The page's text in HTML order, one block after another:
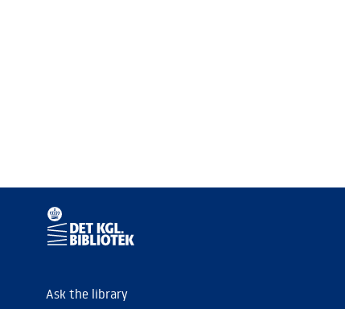
Ask the library